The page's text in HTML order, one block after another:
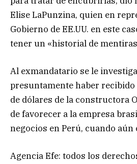
Elise LaPunzina, quien en
Gobierno de EE.UU. en este
tener un «historial de
Al exmandatario se le
presuntamente haber
de dólares de la constructora
de favorecer a la empresa
negocios en Perú, cuando aún
Agencia Efe: todos los